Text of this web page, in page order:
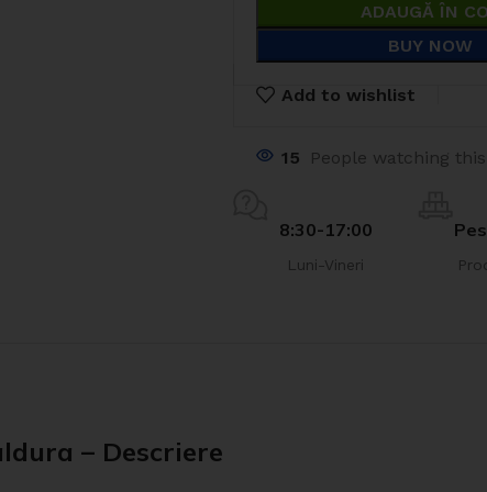
ADAUGĂ ÎN
BUY NOW
Add to wishlist
15 People watching
8:30-17:00
Luni-Vineri
– Descriere